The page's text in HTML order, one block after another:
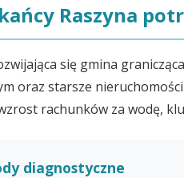
Raszyna
się gmina
oraz starsze
rachunków za wodę,
diagnostyczne